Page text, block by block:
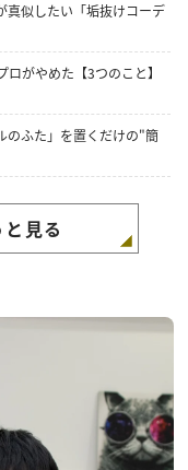
真似したい「垢抜けコーデ
がやめた【3つのこと】
のふた」を置くだけの"簡
見る